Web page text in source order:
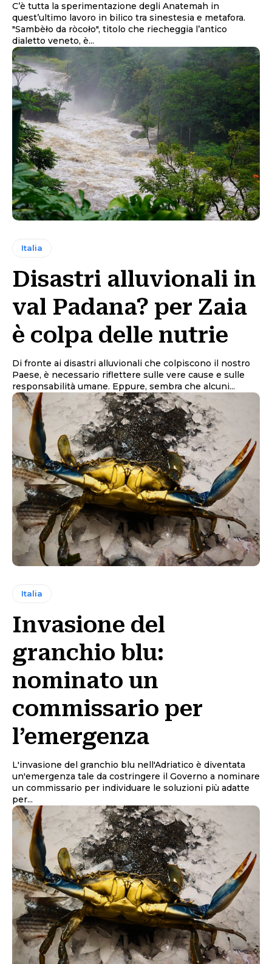
C’è tutta la sperimentazione degli Anatemah in
quest’ultimo lavoro in bilico tra sinestesia e metafora.
"Sambèło da ròcoło", titolo che riecheggia l’antico
dialetto veneto, è...
Italia
Disastri alluvionali in
val Padana? per Zaia
è colpa delle nutrie
Di fronte ai disastri alluvionali che colpiscono il nostro
Paese, è necessario riflettere sulle vere cause e sulle
responsabilità umane. Eppure, sembra che alcuni...
Italia
Invasione del
granchio blu:
nominato un
commissario per
l’emergenza
L'invasione del granchio blu nell'Adriatico è diventata
un'emergenza tale da costringere il Governo a nominare
un commissario per individuare le soluzioni più adatte
per...